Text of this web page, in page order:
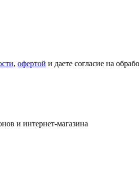
, офертой и даете согласие на
и интернет-магазина